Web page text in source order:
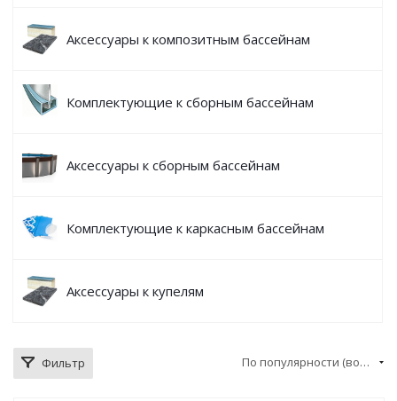
Аксессуары к композитным бассейнам
Комплектующие к сборным бассейнам
Аксессуары к сборным бассейнам
Комплектующие к каркасным бассейнам
Аксессуары к купелям
Фильтр По популярности (возрастание)